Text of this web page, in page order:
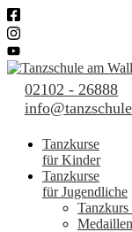
02102 - 26888
Tanzkurse
für Kinder
Tanzkurse
für Jugendliche